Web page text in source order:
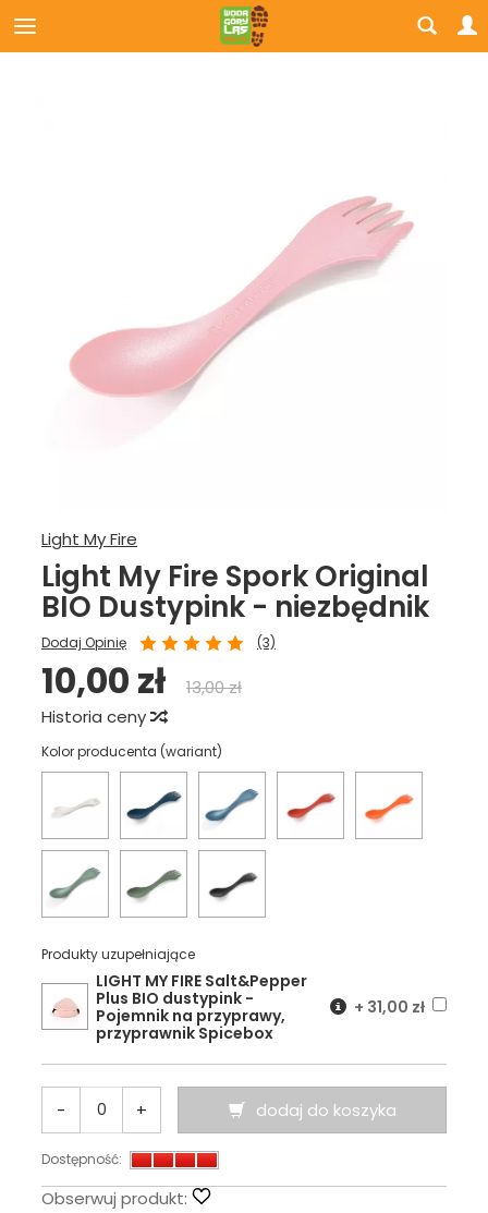
Light My Fire
Light My Fire Spork Original
BIO Dustypink - niezbędnik
Dodaj Opinię (3)
10,00 zł
13,00 zł
Historia ceny
Kolor producenta (wariant)
Produkty uzupełniające
LIGHT MY FIRE Salt&Pepper
Plus BIO dustypink -
Pojemnik na przyprawy,
przyprawnik Spicebox
+ 31,00 zł
- + dodaj do koszyka
Dostępność:
Obserwuj produkt: